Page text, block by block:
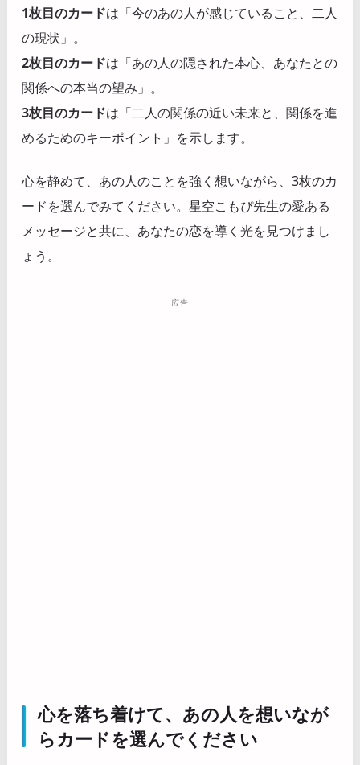
1枚目のカードは「今のあの人が感じていること、二人
の現状」。
2枚目のカードは「あの人の隠された本心、あなたとの
関係への本当の望み」。
3枚目のカードは「二人の関係の近い未来と、関係を進
めるためのキーポイント」を示します。
心を静めて、あの人のことを強く想いながら、3枚のカ
ードを選んでみてください。星空こもぴ先生の愛ある
メッセージと共に、あなたの恋を導く光を見つけまし
ょう。
広告
心を落ち着けて、あの人を想いなが
らカードを選んでください